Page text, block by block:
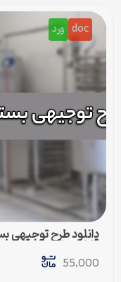
doc ورد
قابل ویرایش]
55,000